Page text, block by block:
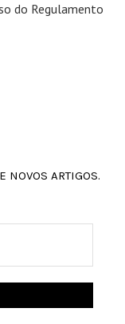
do Regulamento
NOVOS ARTIGOS.